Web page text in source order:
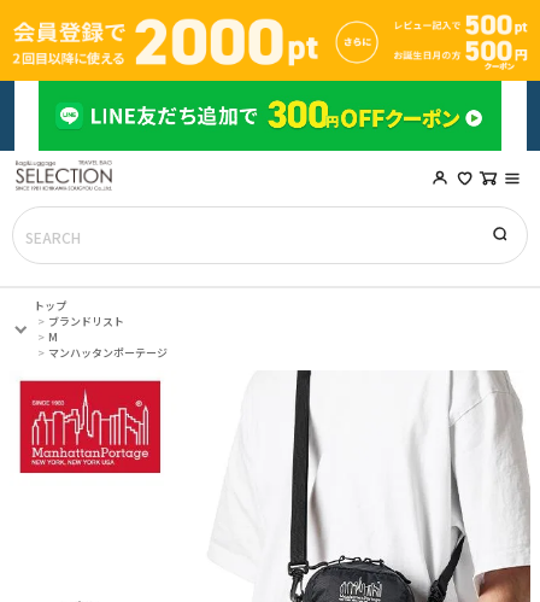
トップ
ブランドリスト
M
マンハッタンポーテージ